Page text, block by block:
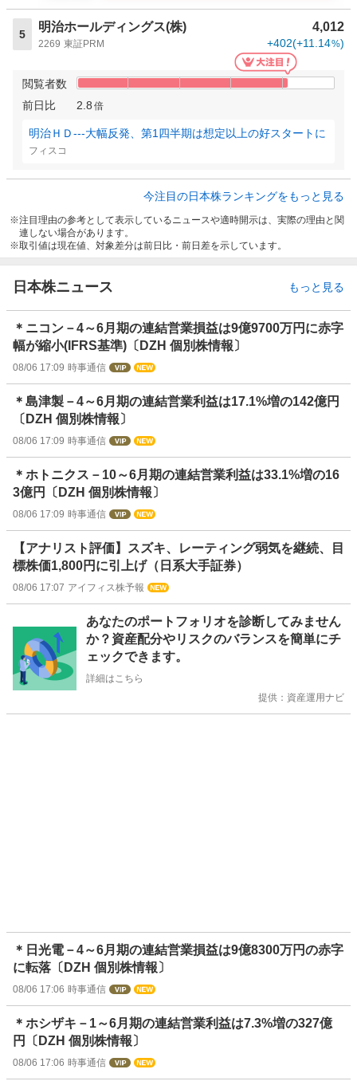
5
明治ホールディングス(株) 4,012
2269 東証PRM +402(+11.14%)
閲覧者数
前日比
2.8 倍
明治ＨＤ---大幅反発、第1四半期は想定以上の好スタートに
フィスコ
今注目の日本株ランキングをもっと見る
注目理由の参考として表示しているニュースや適時開示は、実際の理由と関
連しない場合があります。
取引値は現在値、対象差分は前日比・前日差を示しています。
日本株ニュース もっと見る
＊ニコン－4～6月期の連結営業損益は9億9700万円に赤字
幅が縮小(IFRS基準)〔DZH 個別株情報〕
08/06 17:09 時事通信
＊島津製－4～6月期の連結営業利益は17.1%増の142億円
〔DZH 個別株情報〕
08/06 17:09 時事通信
＊ホトニクス－10～6月期の連結営業利益は33.1%増の16
3億円〔DZH 個別株情報〕
08/06 17:09 時事通信
【アナリスト評価】スズキ、レーティング弱気を継続、目
標株価1,800円に引上げ（日系大手証券）
08/06 17:07 アイフィス株予報
あなたのポートフォリオを診断してみません
か？資産配分やリスクのバランスを簡単にチ
ェックできます。
詳細はこちら
提供：資産運用ナビ
＊日光電－4～6月期の連結営業損益は9億8300万円の赤字
に転落〔DZH 個別株情報〕
08/06 17:06 時事通信
＊ホシザキ－1～6月期の連結営業利益は7.3%増の327億
円〔DZH 個別株情報〕
08/06 17:06 時事通信